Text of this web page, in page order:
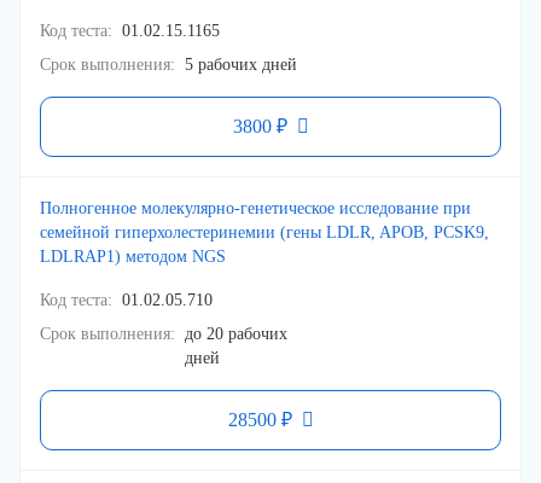
Код теста 01.02.15.1165
3800 ₽
Срок выполнения 5 рабочих дней
Полногенное молекулярно-генетическое исследование при
семейной гиперхолестеринемии (гены LDLR, APOB, PCSK9,
LDLRAP1) методом NGS
Код теста 01.02.05.710
28500 ₽
Срок выполнения
до 20 рабочих
дней